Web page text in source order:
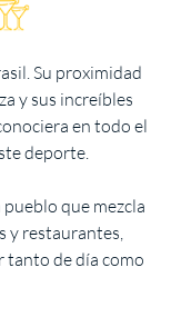
Su proximidad
y sus increíbles
en todo el
deporte.
que mezcla
y restaurantes,
tanto de día como